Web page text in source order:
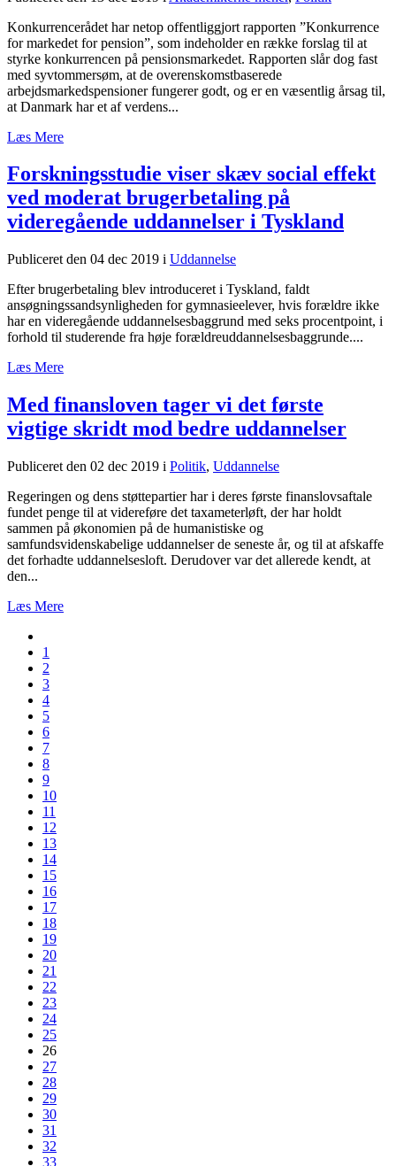
Konkurrencerådet har netop offentliggjort rapporten ”Konkurrence
for markedet for pension”, som indeholder en række forslag til at
styrke konkurrencen på pensionsmarkedet. Rapporten slår dog fast
med syvtommersøm, at de overenskomstbaserede
arbejdsmarkedspensioner fungerer godt, og er en væsentlig årsag til,
at Danmark har et af verdens...
Læs Mere
Forskningsstudie viser skæv social effekt
ved moderat brugerbetaling på
videregående uddannelser i Tyskland
Publiceret den 04 dec 2019 i Uddannelse
Efter brugerbetaling blev introduceret i Tyskland, faldt
ansøgningssandsynligheden for gymnasieelever, hvis forældre ikke
har en videregående uddannelsesbaggrund med seks procentpoint, i
forhold til studerende fra høje forældreuddannelsesbaggrunde....
Læs Mere
Med finansloven tager vi det første
vigtige skridt mod bedre uddannelser
Publiceret den 02 dec 2019 i Politik, Uddannelse
Regeringen og dens støttepartier har i deres første finanslovsaftale
fundet penge til at videreføre det taxameterløft, der har holdt
sammen på økonomien på de humanistiske og
samfundsvidenskabelige uddannelser de seneste år, og til at afskaffe
det forhadte uddannelsesloft. Derudover var det allerede kendt, at
den...
Læs Mere
1
2
3
4
5
6
7
8
9
10
11
12
13
14
15
16
17
18
19
20
21
22
23
24
25
26
27
28
29
30
31
32
33